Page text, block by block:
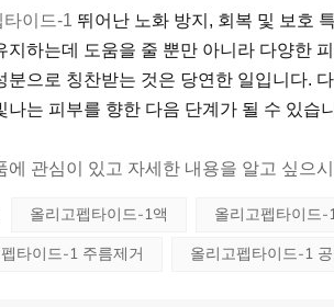
이드-1 뛰어난 노화 방지, 회복 및 보호
지하는데 도움을 줄 뿐만 아니라 다양한
분으로 칭찬받는 것은 당연한 일입니다.
나는 피부를 향한 다음 단계가 될 수 있습
에 관심이 있고 자세한 내용을 알고 싶으
올리고펩타이드-1액 올리고펩타이드-
타이드-1 주름제거
올리고펩타이드-1